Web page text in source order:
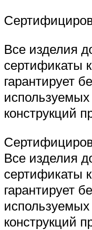
Все изделия
сертификаты
гарантирует
конструкций
Все изделия
сертификаты
гарантирует
конструкций